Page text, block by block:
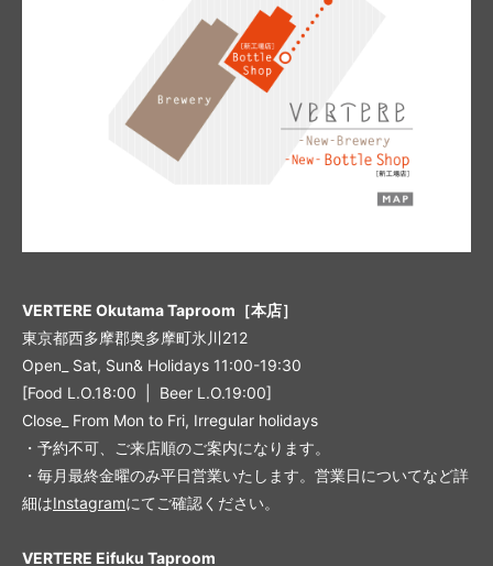
VERTERE Okutama Taproom［本店］
東京都西多摩郡奥多摩町氷川212
Open_ Sat, Sun& Holidays 11:00-19:30
[Food L.O.18:00 | Beer L.O.19:00]
Close_ From Mon to Fri, Irregular holidays
・予約不可、ご来店順のご案内になります。
・毎月最終金曜のみ平日営業いたします。営業日についてなど詳
細はInstagramにてご確認ください。
VERTERE Eifuku Taproom